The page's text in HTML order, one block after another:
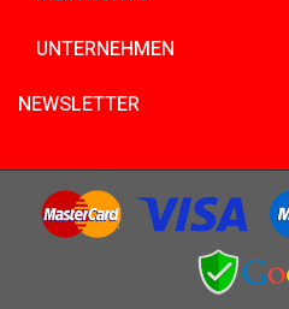
UNTERNEHMEN
NEWSLETTER